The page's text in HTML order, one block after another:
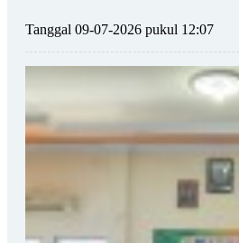
Tanggal 09-07-2026 pukul 12:07